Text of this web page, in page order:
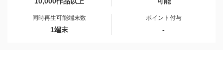
同時再生可能端末数
1端末
ポイント付与
-